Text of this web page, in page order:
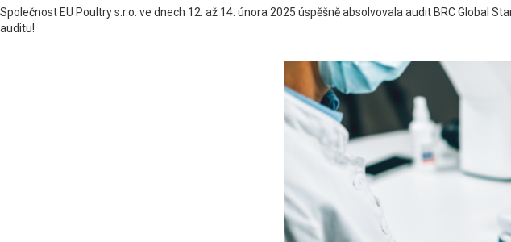
Společnost EU Poultry s.r.o. ve dnech 12. až 14. února 2025 úspěšně absolvovala audit BRC
auditu!